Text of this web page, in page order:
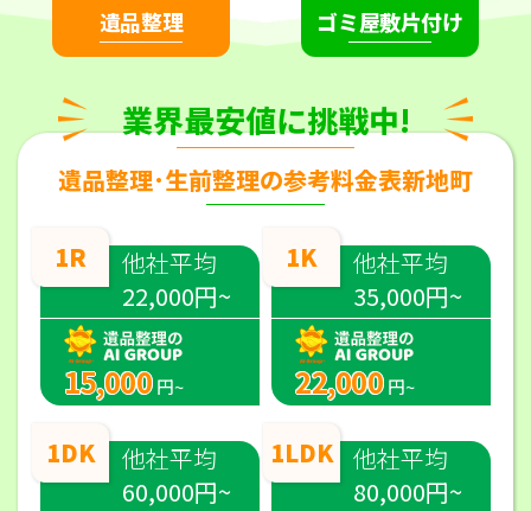
遺品整理 ゴミ屋敷片付け
業界最安値に挑戦中!
遺品整理･生前整理の参考料金表新地町
1R
他社平均
22,000円~
15,000 円~
1DK
他社平均
60,000円~
1K
他社平均
35,000円~
22,000 円~
1LDK 他社平均
80,000円~